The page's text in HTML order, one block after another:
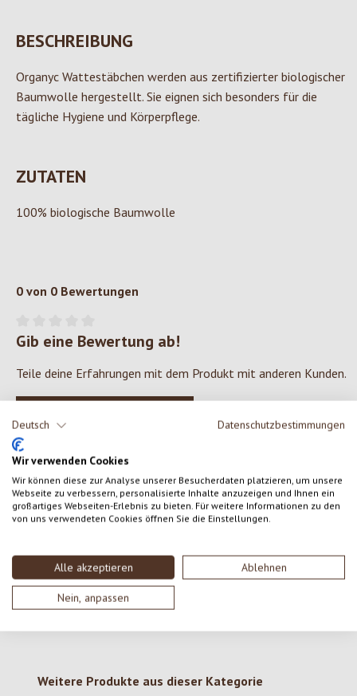
Deutsch Datenschutzbestimmungen
Wir verwenden Cookies
Wir können diese zur Analyse unserer Besucherdaten platzieren, um unsere
Webseite zu verbessern, personalisierte Inhalte anzuzeigen und Ihnen ein
großartiges Webseiten-Erlebnis zu bieten. Für weitere Informationen zu den
von uns verwendeten Cookies öffnen Sie die Einstellungen.
Alle akzeptieren Ablehnen
Nein, anpassen
BESCHREIBUNG
Organyc Wattestäbchen werden aus zertifizierter biologischer
Baumwolle hergestellt. Sie eignen sich besonders für die
tägliche Hygiene und Körperpflege.
ZUTATEN
100% biologische Baumwolle
0 von 0 Bewertungen
Durchschnittliche Bewertung von 0 von 5 Sternen
Gib eine Bewertung ab!
Teile deine Erfahrungen mit dem Produkt mit anderen Kunden.
SCHREIBE EINE BEWERTUNG
Bewertungen nur in der aktuellen Sprache anzeigen.
Keine Bewertungen gefunden. Gehe voran und teile
Produktgalerie überspringen
Weitere Produkte aus dieser Kategorie